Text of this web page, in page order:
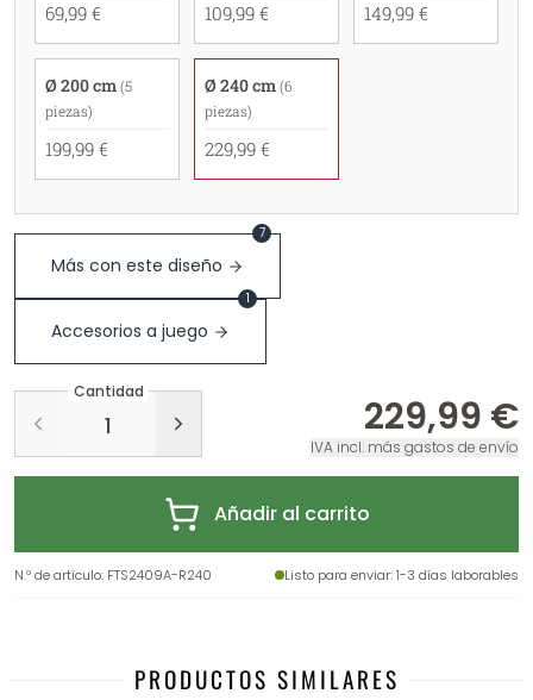
69,99 € 109,99 € 149,99 €
Ø 200 cm (5
piezas)
199,99 €
Ø 240 cm (6
piezas)
229,99 €
Más con este diseño
7
Accesorios a juego
1
Cantidad
229,99 €
IVA incl. más gastos de envío
Añadir al carrito
N.º de artículo: FTS2409A-R240 Listo para enviar: 1-3 días laborables
PRODUCTOS SIMILARES